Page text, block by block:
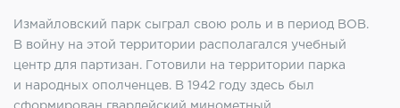
Измайловский парк сыграл свою роль и в период ВОВ.
В войну на этой территории располагался учебный
центр для партизан. Готовили на территории парка
и народных ополченцев. В 1942 году здесь был